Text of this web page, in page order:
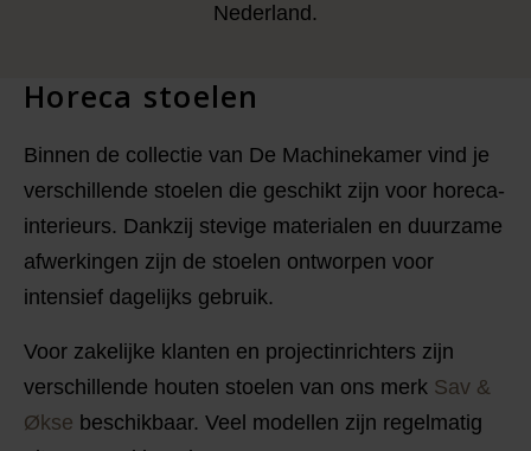
Nederland.
Horeca stoelen
Binnen de collectie van De Machinekamer vind je
verschillende stoelen die geschikt zijn voor horeca-
interieurs. Dankzij stevige materialen en duurzame
afwerkingen zijn de stoelen ontworpen voor
intensief dagelijks gebruik.
Voor zakelijke klanten en projectinrichters zijn
verschillende houten stoelen van ons merk Sav &
Økse beschikbaar. Veel modellen zijn regelmatig